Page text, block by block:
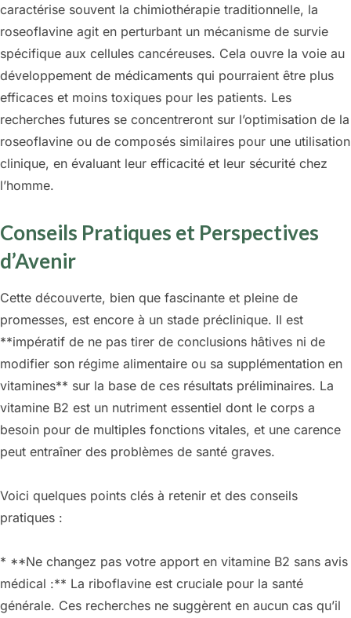
caractérise souvent la chimiothérapie traditionnelle, la
roseoflavine agit en perturbant un mécanisme de survie
spécifique aux cellules cancéreuses. Cela ouvre la voie au
développement de médicaments qui pourraient être plus
efficaces et moins toxiques pour les patients. Les
recherches futures se concentreront sur l’optimisation de la
roseoflavine ou de composés similaires pour une utilisation
clinique, en évaluant leur efficacité et leur sécurité chez
l’homme.
Conseils Pratiques et Perspectives
d’Avenir
Cette découverte, bien que fascinante et pleine de
promesses, est encore à un stade préclinique. Il est
**impératif de ne pas tirer de conclusions hâtives ni de
modifier son régime alimentaire ou sa supplémentation en
vitamines** sur la base de ces résultats préliminaires. La
vitamine B2 est un nutriment essentiel dont le corps a
besoin pour de multiples fonctions vitales, et une carence
peut entraîner des problèmes de santé graves.
Voici quelques points clés à retenir et des conseils
pratiques :
* **Ne changez pas votre apport en vitamine B2 sans avis
médical :** La riboflavine est cruciale pour la santé
générale. Ces recherches ne suggèrent en aucun cas qu’il